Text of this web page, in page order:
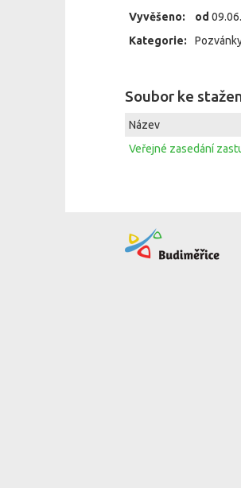
Vyvěšeno: od
Kategorie:
Soubor ke
Název
Veřejné zasedání